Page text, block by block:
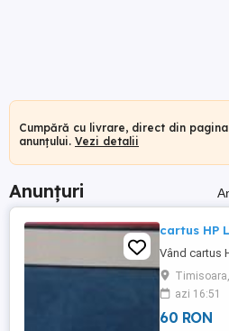
Cumpără cu livrare, direct din pagina
anunțului. Vezi detalii
Anunțuri
cartus HP
Vând cartus
azi 16:51
60 RON